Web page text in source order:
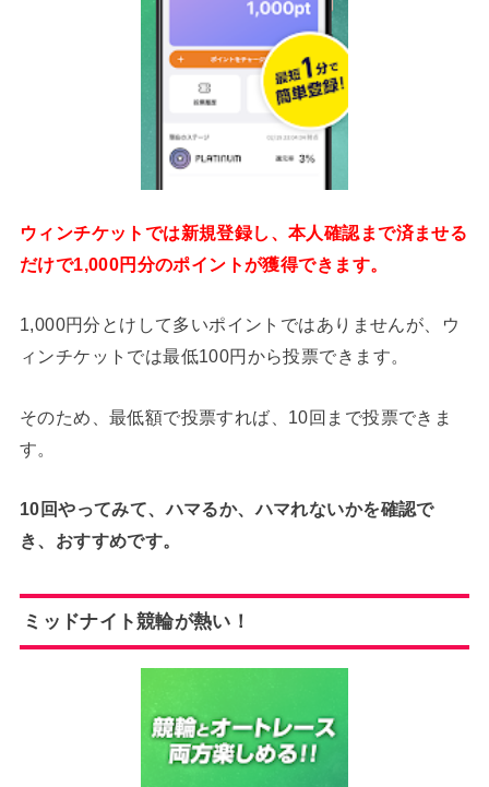
ウィンチケットでは新規登録し、本人確認まで済ませる
だけで1,000円分のポイントが獲得できます。
1,000円分とけして多いポイントではありませんが、ウ
ィンチケットでは最低100円から投票できます。
そのため、最低額で投票すれば、10回まで投票できま
す。
10回やってみて、ハマるか、ハマれないかを確認で
き、おすすめです。
ミッドナイト競輪が熱い！